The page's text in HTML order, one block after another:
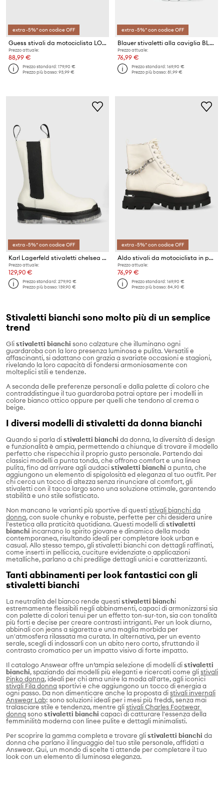
extra -5%* con codice OFF
Guess stivali da motociclista LOFIRA
Prezzo attuale:
88,99 €
Prezzo standard:179,90 €
Prezzo più basso:93,99 €
extra -5%* con codice OFF
Blauer stivaletti alla caviglia BLANCA
Prezzo attuale:
76,99 €
Prezzo standard:169,90 €
Prezzo più basso:81,99 €
extra -5%* con codice OFF
Karl Lagerfeld stivaletti chelsea in pelle BIKER II
Prezzo attuale:
129,90 €
Prezzo standard:279,90 €
Prezzo più basso:139,90 €
extra -5%* con codice OFF
Aldo stivali da motociclista in pelle Grandeur
Prezzo attuale:
76,99 €
Prezzo standard:169,90 €
Prezzo più basso:84,90 €
Stivaletti bianchi sono molto più di un semplice
trend
Glistivaletti bianchi sono calzature che illuminano ogni
guardaroba con la loro presenza luminosa e pulita. Versatili e
affascinanti, si adattano con grazia a svariate occasioni e stagioni,
rivelando la loro capacità di fondersi armoniosamente con
molteplici stili e tendenze.
A seconda delle preferenze personali e dalla palette di coloro che
contraddistingue il tuo guardaroba potrai optare per i modelli in
colore bianco ottico oppure per quelli che tendono al crema o
beige.
I diversi modelli di stivaletti da donna bianchi
Quando si parla distivaletti bianchi da donna, la diversità di design
e funzionalità è ampia, permettendo a chiunque di trovare il modello
perfetto che rispecchia il proprio gusto personale. Partendo dai
classici modelli a punta tonda, che offrono comfort e una linea
pulita, fino ad arrivare agli audacistivaletti bianchi a punta, che
aggiungono un elemento di spigolosità ed eleganza al tuo outfit. Per
chi cerca un tocco di altezza senza rinunciare al comfort, gli
stivaletti con il tacco largo sono una soluzione ottimale, garantendo
stabilità e uno stile sofisticato.
Non mancano le varianti più sportive di questistivali bianchi da
donna, con suole chunky e robuste, perfette per chi desidera unire
l'estetica alla praticità quotidiana. Questi modelli distivaletti
bianchi incarnano lo spirito giovane e dinamico della moda
contemporanea, risultando ideali per completare look urban e
casual. Allo stesso tempo, gli stivaletti bianchi con dettagli raffinati,
come inserti in pelliccia, cuciture evidenziate o applicazioni
metalliche, parlano a chi predilige dettagli unici e caratterizzanti.
Tanti abbinamenti per look fantastici con gli
stivaletti bianchi
La neutralità del bianco rende questistivaletti bianchi
estremamente flessibili negli abbinamenti, capaci di armonizzarsi sia
con palette di colori tenui per un effetto ton-sur-ton, sia con tonalità
più forti e decise per creare contrasti intriganti. Per un look diurno,
abbinali con jeans a sigaretta e una maglia morbida per
un'atmosfera rilassata ma curata. In alternativa, per un evento
serale, scegli di indossarli con un abito nero corto, sfruttando il
contrasto cromatico per un impatto visivo di forte impatto.
Il catalogo Answear offre un’ampia selezione di modelli distivaletti
bianchi, spaziando dai modelli più eleganti e ricercati come glistivali
Pinko donna, ideali per chi ama unire la moda all'arte, agli iconici
stivali Fila donnasportivi e che aggiungono un tocco di energia a
ogni passo. Da non dimenticare anche la proposta distivali invernali
Answear Lab: sono soluzioni ideali per i mesi più freddi, senza mai
tralasciare stile e tendenza, mentre glistivali Charles Footwear
donnasonostivaletti bianchi capaci di catturare l'essenza della
femminilità moderna con linee pulite e dettagli minimalisti.
Per scoprire la gamma completa e trovare glistivaletti bianchi da
donna che parlano il linguaggio del tuo stile personale, affidati a
Answear. Qui, un mondo di scelte ti attende per completare il tuo
look con un elemento di luminosa eleganza.